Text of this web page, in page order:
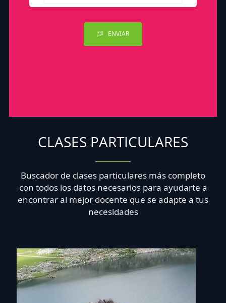
ENVIAR
CLASES PARTICULARES
Buscador de clases particulares más completo
con todos los datos necesarios para ayudarte a
encontrar al mejor docente que se adapte a tus
necesidades